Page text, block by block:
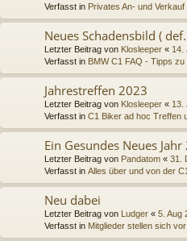
Verfasst in Privates An- und
Neues Schadensbild (
Letzter Beitrag von Klosleeper « 14.
Verfasst in BMW C1 FAQ - Tipps zu
Jahrestreffen 2023
Letzter Beitrag von Klosleeper « 13.
Verfasst in C1 Biker ad hoc Treffen
Ein Gesundes Neues
Letzter Beitrag von Pandatom « 31.
Verfasst in Alles über und von der C1
Neu dabei
Letzter Beitrag von Ludger « 5. Aug
Verfasst in Mitglieder stellen sich vor